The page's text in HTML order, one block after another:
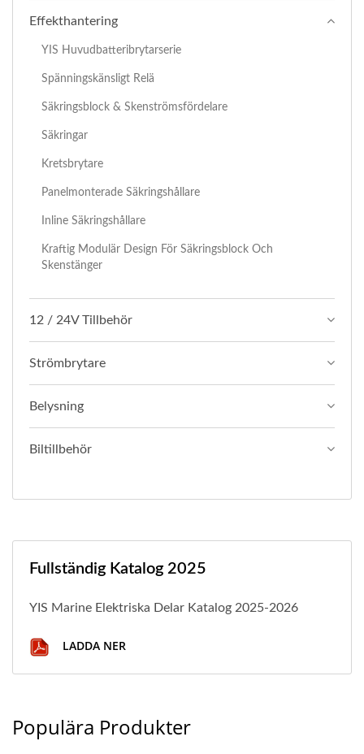
Effekthantering
YIS Huvudbatteribrytarserie
Spänningskänsligt Relä
Säkringsblock & Skenströmsfördelare
Säkringar
Kretsbrytare
Panelmonterade Säkringshållare
Inline Säkringshållare
Kraftig Modulär Design För Säkringsblock Och
Skenstänger
12 / 24V Tillbehör
Strömbrytare
Belysning
Biltillbehör
Fullständig Katalog 2025
YIS Marine Elektriska Delar Katalog 2025-2026
LADDA NER
Populära Produkter